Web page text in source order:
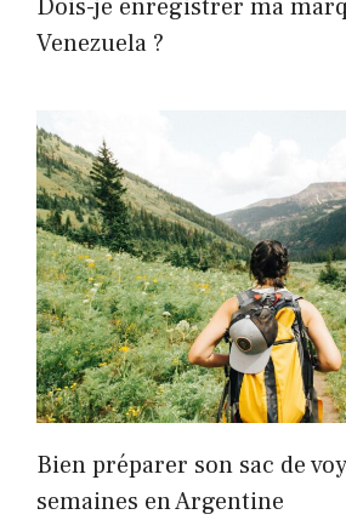
Dois-je enregistrer ma
Venezuela ?
Bien préparer son sac de
semaines en Argentine